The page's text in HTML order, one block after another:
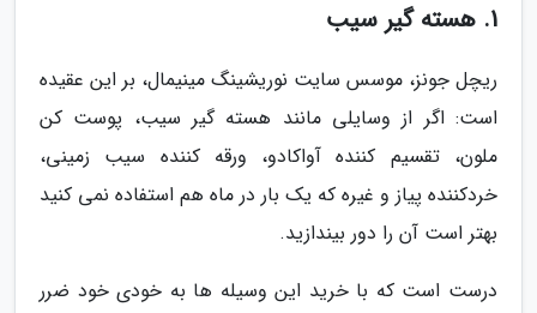
1. هسته گیر سیب
ریچل جونز، موسس سایت نوریشینگ مینیمال، بر این عقیده
است: اگر از وسایلی مانند هسته گیر سیب، پوست کن
ملون، تقسیم کننده آواکادو، ورقه کننده سیب زمینی،
خردکننده پیاز و غیره که یک بار در ماه هم استفاده نمی کنید
بهتر است آن را دور بیندازید.
درست است که با خرید این وسیله ها به خودی خود ضرر